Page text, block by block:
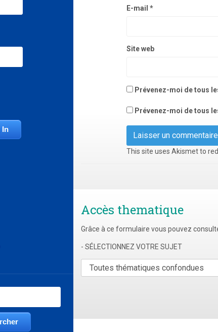
E-mail *
Site web
Prévenez-moi de tous
Prévenez-moi de tous
This site uses Akismet to
Accès thematique
Grâce à ce formulaire vous pouvez
- SÉLECTIONNEZ VOTRE SUJET